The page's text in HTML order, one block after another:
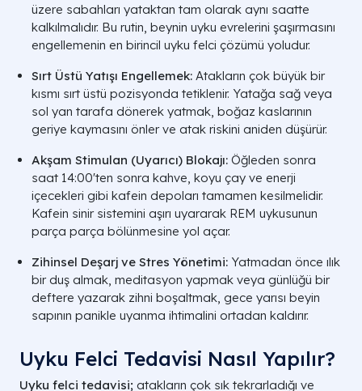
Kültürel Karabasan Algısı ve İnanışları
Geceleri odaya giren cin, şeytan veya habis bir
Beyin sapındaki
Karanlık bir varlığın göğse oturarak kişiyi
boğmaya çalışması ve nefesini kesmesi.
Sırt üstü yatışta
kaslarının hala felç
Korkudan veya doğaüstü güçlerden dolayı ses
tellerinin düğümlenmesi, çığlık atılamaması.
Gırtlak, dil ve
Odada gölgeler, silüetler, garip sesler veya
korkunç canavarların net olarak görülmesi.
Vücudun hareket
ve rüya (REM)
metafiziksel cezalandırmalar yüzünden
yaşanması.
Kronik
bozuklukları
A LIFE SAĞLIK GRUBU
üzere sabahları yataktan tam olarak aynı saatte
kalkılmalıdır. Bu rutin, beynin uyku evrelerini şaşırmasını
engellemenin en birincil uyku felci çözümü yoludur.
Sırt Üstü Yatışı Engellemek: Atakların çok büyük bir
kısmı sırt üstü pozisyonda tetiklenir. Yatağa sağ veya
sol yan tarafa dönerek yatmak, boğaz kaslarının
geriye kaymasını önler ve atak riskini aniden düşürür.
Akşam Stimulan (Uyarıcı) Blokajı: Öğleden sonra
saat 14:00'ten sonra kahve, koyu çay ve enerji
içecekleri gibi kafein depoları tamamen kesilmelidir.
Kafein sinir sistemini aşırı uyararak REM uykusunun
parça parça bölünmesine yol açar.
Zihinsel Deşarj ve Stres Yönetimi: Yatmadan önce ılık
bir duş almak, meditasyon yapmak veya günlüğü bir
deftere yazarak zihni boşaltmak, gece yarısı beyin
sapının panikle uyanma ihtimalini ortadan kaldırır.
Uyku Felci Tedavisi Nasıl Yapılır?
Uyku felci tedavisi; atakların çok sık tekrarladığı ve